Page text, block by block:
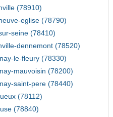
(78910)
eglise (78790)
seine (78410)
dennemont (78520)
le-fleury (78330)
mauvoisin (78200)
saint-pere (78440)
(78112)
(78840)